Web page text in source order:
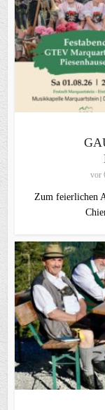
vor
Zum feierlichen